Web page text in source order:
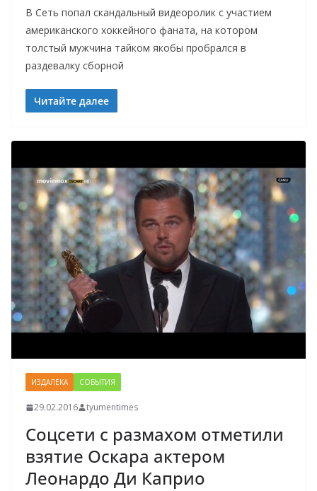
В Сеть попал скандальный видеоролик с участием
американского хоккейного фаната, на котором
толстый мужчина тайком якобы пробрался в
раздевалку сборной
Читайте далее
ИЗДАЛЕКА СОБЫТИЯ
29.02.2016 tyumentimes
Соцсети с размахом отметили
взятие Оскара актером
Леонардо Ди Каприо